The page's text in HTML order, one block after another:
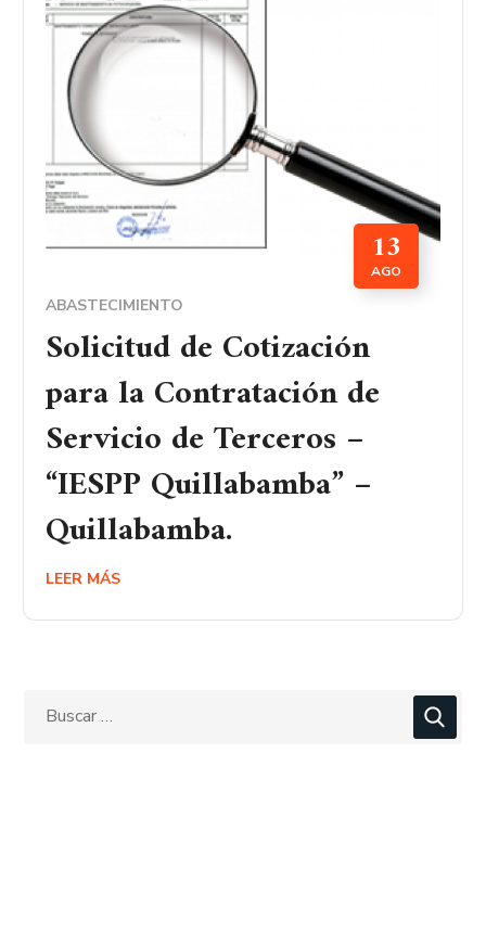
13
AGO
ABASTECIMIENTO
Solicitud de Cotización
para la Contratación de
Servicio de Terceros –
“IESPP Quillabamba” –
Quillabamba.
LEER MÁS